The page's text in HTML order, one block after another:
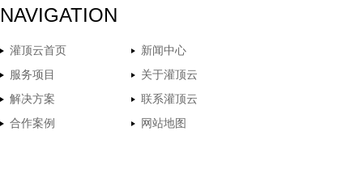
NAVIGATION
灌顶云首页
新闻中心
服务项目
关于灌顶云
解决方案
联系灌顶云
合作案例
网站地图